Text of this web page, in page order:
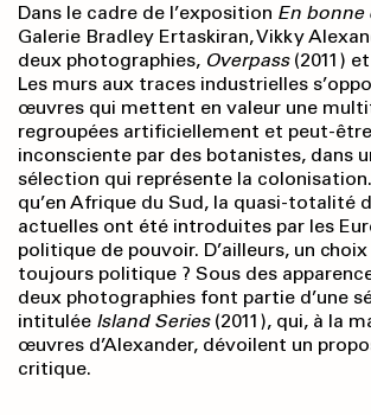
Dans le cadre de l’exposition En bonne
Galerie Bradley Ertaskiran, Vikky
deux photographies, Overpass(2011) et
Les murs aux traces industrielles
œuvres qui mettent en valeur une
regroupées artificiellement et peut-
inconsciente par des botanistes, dans
sélection qui représente la
qu’en Afrique du Sud, la quasi-totalité
actuelles ont été introduites par les
politique de pouvoir. D’ailleurs, un choix
toujours politique ? Sous des
deux photographies font partie d’une
intitulée Island Series(2011), qui, à la
œuvres d’Alexander, dévoilent un
critique.